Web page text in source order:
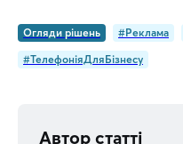
Огляди рішень #Реклама
#ТелефоніяДляБізнесу
Автор статті